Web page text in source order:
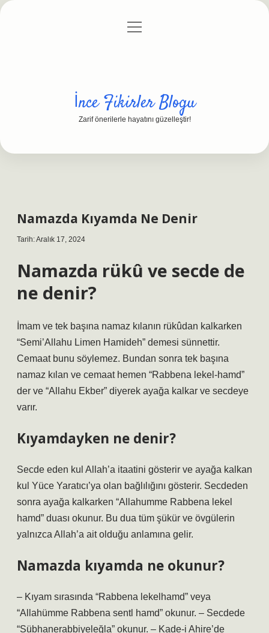
Gizlilik Politikası
menüyü
İnce Fikirler Blogu
Zarif önerilerle hayatını güzelleştir!
Namazda Kıyamda Ne Denir
Tarih: Aralık 17, 2024
Namazda rükû ve secde de
ne denir?
İmam ve tek başına namaz kılanın rükûdan kalkarken
“Semi’Allahu Limen Hamideh” demesi sünnettir.
Cemaat bunu söylemez. Bundan sonra tek başına
namaz kılan ve cemaat hemen “Rabbena lekel-hamd”
der ve “Allahu Ekber” diyerek ayağa kalkar ve secdeye
varır.
Kıyamdayken ne denir?
Secde eden kul Allah’a itaatini gösterir ve ayağa kalkan
kul Yüce Yaratıcı’ya olan bağlılığını gösterir. Secdeden
sonra ayağa kalkarken “Allahumme Rabbena lekel
hamd” duası okunur. Bu dua tüm şükür ve övgülerin
yalnızca Allah’a ait olduğu anlamına gelir.
Namazda kıyamda ne okunur?
– Kıyam sırasında “Rabbena lekelhamd” veya
“Allahümme Rabbena sentl hamd” okunur. – Secdede
“Sübhanerabbiyeleğla” okunur. – Kade-i Ahire’de